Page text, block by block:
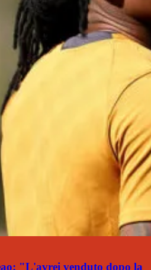
"L'avrei venduto dopo la